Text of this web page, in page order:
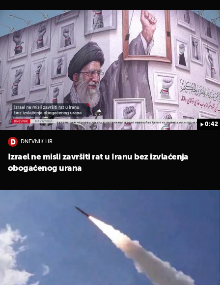
0:42
DNEVNIK.HR
Izrael ne misli završiti rat u Iranu bez izvlaćenja
obogaćenog urana